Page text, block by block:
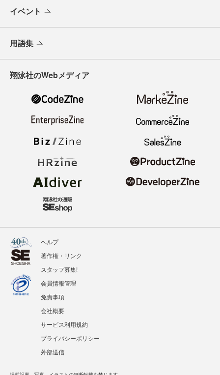
イベント
用語集
翔泳社のWebメディア
ヘルプ
著作権・リンク
スタッフ募集!
会員情報管理
免責事項
会社概要
サービス利用規約
プライバシーポリシー
外部送信